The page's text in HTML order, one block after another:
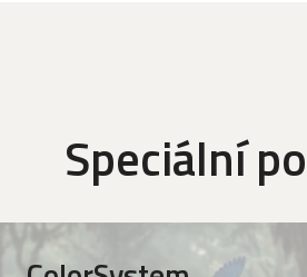
Speciální